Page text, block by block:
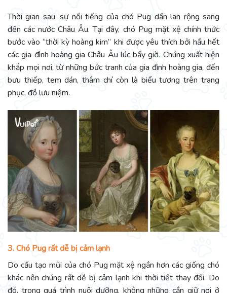
Thời gian sau, sự nổi tiếng của chó Pug dần lan rộng sang
đến các nước Châu Âu. Tại đây, chó Pug mặt xệ chính thức
bước vào “thời kỳ hoàng kim” khi được yêu thích bởi hầu hết
các gia đình hoàng gia Châu Âu lúc bấy giờ. Chúng xuất hiện
khắp mọi nơi, từ những bức tranh của gia đình hoàng gia, đến
bưu thiếp, tem dán, thâm chí còn là biểu tượng trên trang
phục, đồ lưu niệm.
3. Chó Pug rất dễ bị cảm lạnh
Do cấu tạo mũi của chó Pug mặt xệ ngắn hơn các giống chó
khác nên chúng rất dễ bị cảm lạnh khi thời tiết thay đổi. Do
đó, trong quá trình nuôi dưỡng, không những cần giữ nơi ở